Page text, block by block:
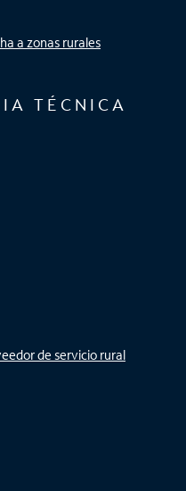
a zonas rurales
TÉCNICA
de servicio rural